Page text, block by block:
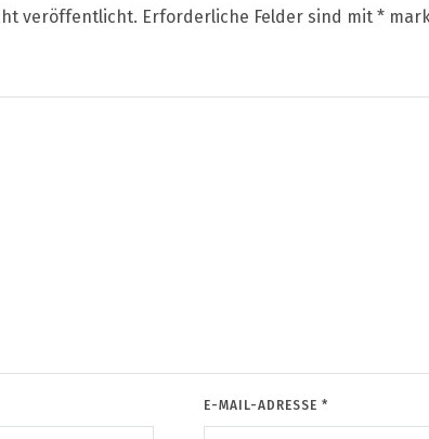
veröffentlicht. Erforderliche Felder sind mit *
E-MAIL-ADRESSE*